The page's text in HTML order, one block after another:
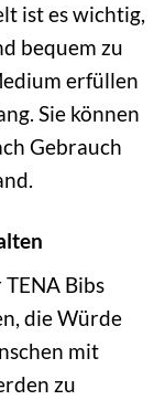
ist es wichtig,
bequem zu
erfüllen
Sie können
Gebrauch
Bibs
die Würde
mit
zu